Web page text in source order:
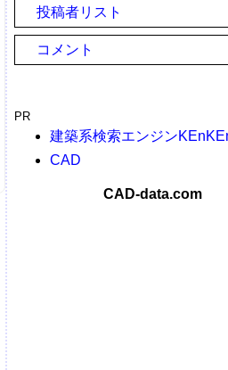
投稿者リスト
コメント
PR
建築系検索エンジン
CAD
CAD-data.com